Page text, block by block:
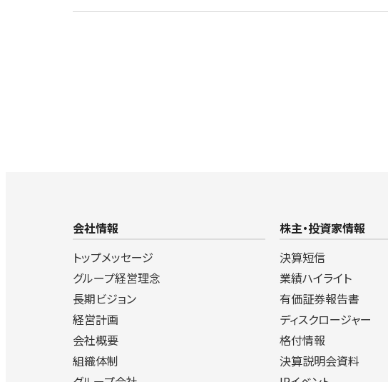
会社情報
トップメッセージ
グループ経営理念
長期ビジョン
経営計画
会社概要
組織体制
株主・投資家情報
決算短信
業績ハイライト
有価証券報告書
ディスクロージャー
格付情報
決算説明会資料